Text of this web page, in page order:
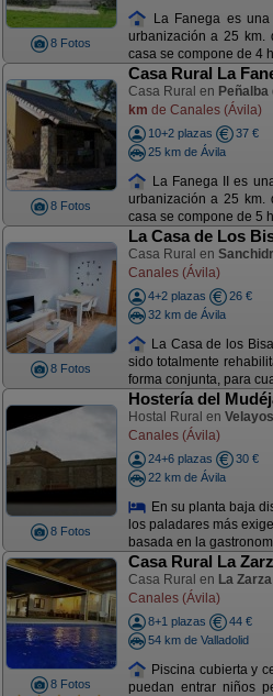
8 Fotos
La Fanega es
urbanización a 25 km.
casa se compone de 4
8 Fotos
Casa Rural La
Casa Rural en
km de Canales (Ávila)
10+2 plazas
37 €
25 km de Ávila
La Fanega II es
urbanización a 25 km.
casa se compone de 5
8 Fotos
La Casa de Los
Casa Rural en
Canales (Ávila)
4+2 plazas
26 €
32 km de Ávila
La Casa de los
sido totalmente
forma conjunta, para
8 Fotos
Hostería del
Hostal Rural en Velayos
Canales (Ávila)
24+6 plazas
30 €
22 km de Ávila
En su planta baja
los paladares más
basada en la
8 Fotos
Casa Rural La
Casa Rural en La Zarza
Canales (Ávila)
8+1 plazas
44 €
54 km de Valladolid
Piscina cubierta y
puedan entrar niños